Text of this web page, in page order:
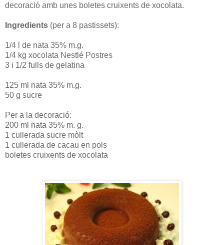
decoració amb unes boletes cruixents de xocolata.
Ingredients (per a 8 pastissets):
1/4 l de nata 35% m.g.
1/4 kg xocolata Nestlé Postres
3 i 1/2 fulls de gelatina
125 ml nata 35% m.g.
50 g sucre
Per a la decoració:
200 ml nata 35% m. g.
1 cullerada sucre mòlt
1 cullerada de cacau en pols
boletes cruixents de xocolata